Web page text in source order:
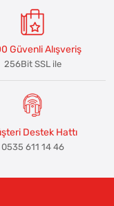
Güvenli Alışveriş
256Bit SSL ile
Destek Hattı
0535 611 14 46